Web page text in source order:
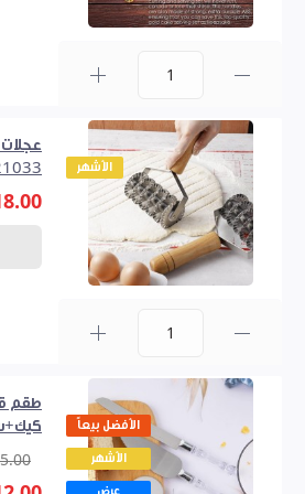
الأشهر
الأفضل بيعاً
الأشهر
طقم